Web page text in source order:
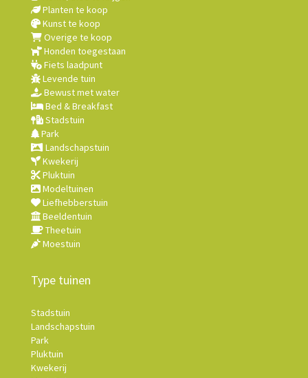
Planten te koop
Kunst te koop
Overige te koop
Honden toegestaan
Fiets laadpunt
Levende tuin
Bewust met water
Bed & Breakfast
Stadstuin
Park
Landschapstuin
Kwekerij
Pluktuin
Modeltuinen
Liefhebberstuin
Beeldentuin
Theetuin
Moestuin
Type tuinen
Stadstuin
Landschapstuin
Park
Pluktuin
Kwekerij